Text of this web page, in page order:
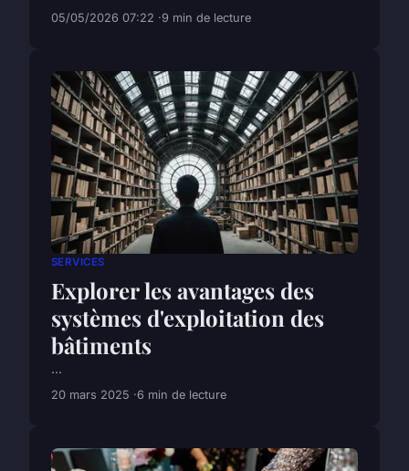
05/05/2026 07:22 9 min de lecture
SERVICES
Explorer les avantages des
systèmes d'exploitation des
bâtiments
...
20 mars 2025 6 min de lecture